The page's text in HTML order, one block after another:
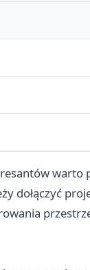
warto
dołączyć